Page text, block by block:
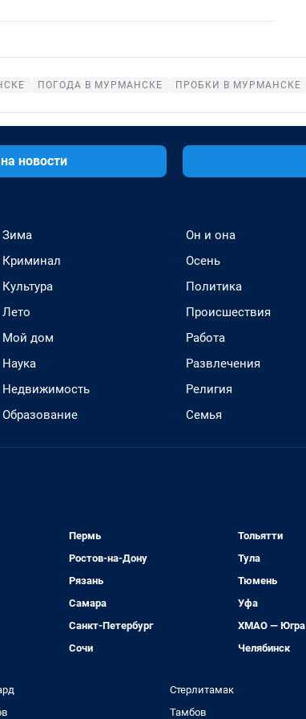
ПОГОДА В МУРМАНСКЕ ПРОБКИ В МУРМАНСКЕ
новости
Зима
Криминал
Культура
Лето
Мой дом
Наука
Недвижимость
Образование
Он и она
Осень
Политика
Происшествия
Работа
Развлечения
Религия
Семья
Пермь
Ростов-на-Дону
Рязань
Самара
Санкт-Петербург
Сочи
Тольятти
Тула
Тюмень
Уфа
ХМАО — Югра
Челябинск
Стерлитамак
Тамбов